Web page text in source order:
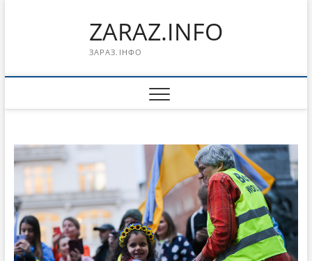
ZARAZ.INFO
ЗАРАЗ.ІНФО